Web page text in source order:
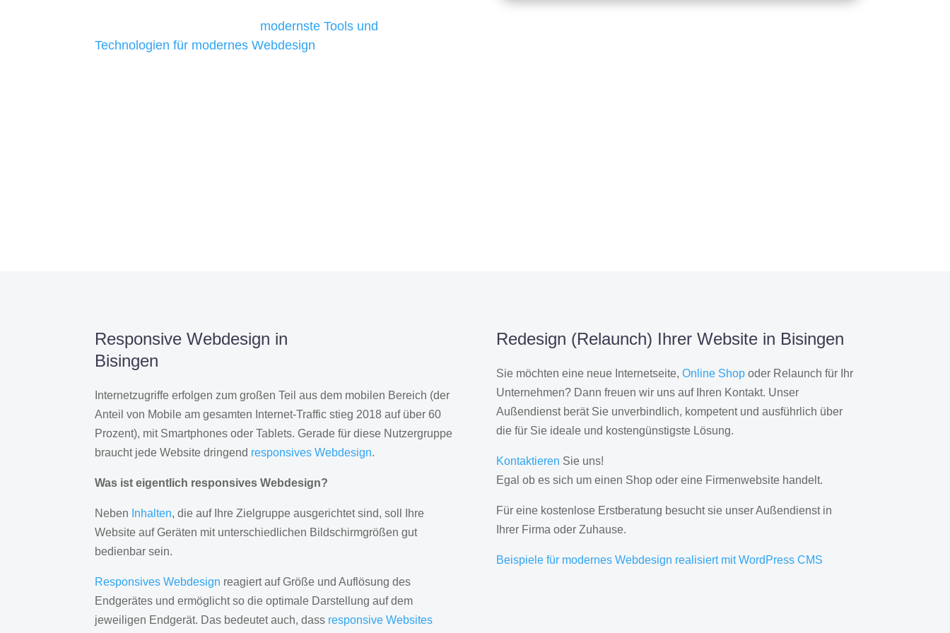
modernste Tools und
Technologien für modernes Webdesign
Responsive Webdesign in
Bisingen
Internetzugriffe erfolgen zum großen Teil aus dem mobilen Bereich (der
Anteil von Mobile am gesamten Internet-Traffic stieg 2018 auf über 60
Prozent), mit Smartphones oder Tablets. Gerade für diese Nutzergruppe
braucht jede Website dringend responsives Webdesign.
Was ist eigentlich responsives Webdesign?
Neben Inhalten, die auf Ihre Zielgruppe ausgerichtet sind, soll Ihre
Website auf Geräten mit unterschiedlichen Bildschirmgrößen gut
bedienbar sein.
Responsives Webdesign reagiert auf Größe und Auflösung des
Endgerätes und ermöglicht so die optimale Darstellung auf dem
jeweiligen Endgerät. Das bedeutet auch, dass responsive Websites
Redesign (Relaunch) Ihrer Website in Bisingen
Sie möchten eine neue Internetseite, Online Shopoder Relaunch für Ihr
Unternehmen? Dann freuen wir uns auf Ihren Kontakt. Unser
Außendienst berät Sie unverbindlich, kompetent und ausführlich über
die für Sie ideale und kostengünstigste Lösung.
Kontaktieren Sie uns!
Egal ob es sich um einen Shop oder eine Firmenwebsite handelt.
Für eine kostenlose Erstberatung besucht sie unser Außendienst in
Ihrer Firma oder Zuhause.
Beispiele für modernes Webdesign realisiert mit WordPress CMS